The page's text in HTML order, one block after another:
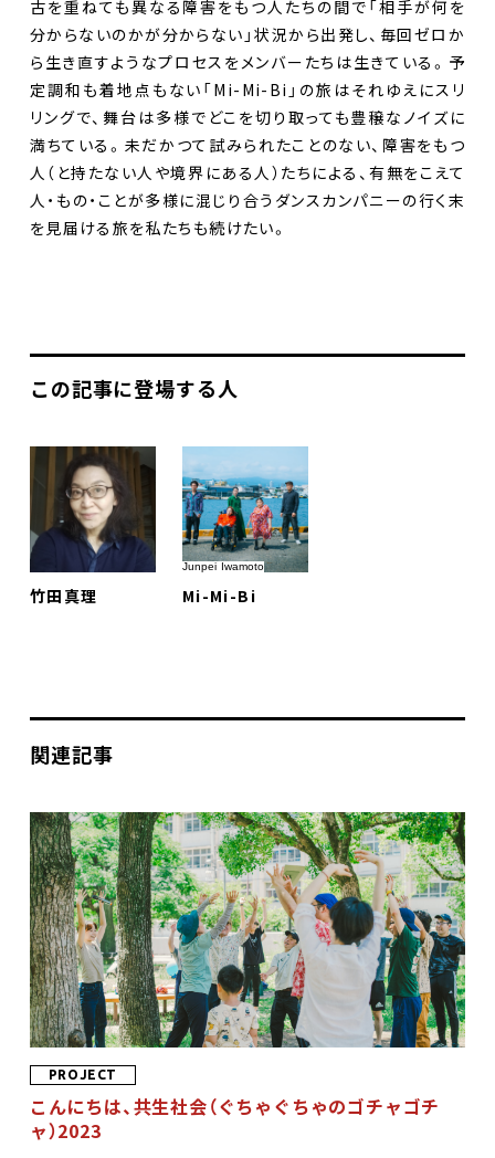
古を重ねても異なる障害をもつ人たちの間で「相手が何を
分からないのかが分からない」状況から出発し、毎回ゼロか
ら生き直すようなプロセスをメンバーたちは生きている。予
定調和も着地点もない「Mi-Mi-Bi」の旅はそれゆえにスリ
リングで、舞台は多様でどこを切り取っても豊穣なノイズに
満ちている。未だかつて試みられたことのない、障害をもつ
人（と持たない人や境界にある人）たちによる、有無をこえて
人・もの・ことが多様に混じり合うダンスカンパニーの行く末
を見届ける旅を私たちも続けたい。
この記事に登場する人
竹田真理
Junpei Iwamoto
Mi-Mi-Bi
関連記事
PROJECT
こんにちは、共生社会（ぐちゃぐちゃのゴチャゴチ
ャ）2023